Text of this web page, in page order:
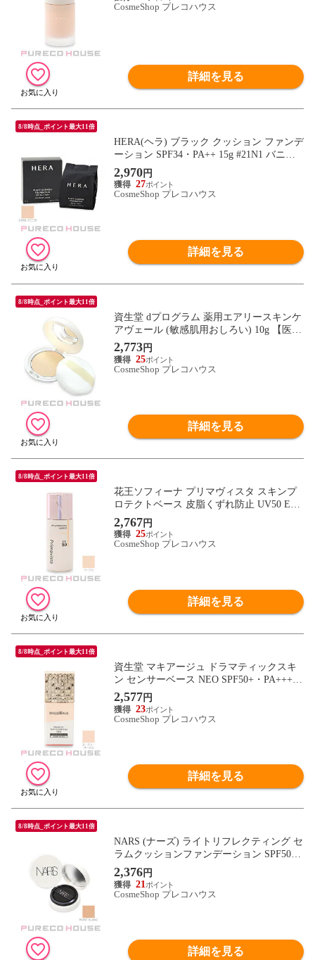
CosmeShop プレコハウス
詳細を見る
8/8時点_ポイント最大11倍
HERA(ヘラ) ブラック クッション ファンデ
ーション SPF34・PA++ 15g #21N1 バニラ
レフィル
2,970円
27
CosmeShop プレコハウス
詳細を見る
8/8時点_ポイント最大11倍
資生堂 dプログラム 薬用エアリースキンケ
アヴェール (敏感肌用おしろい) 10g 【医薬
部外品】
2,773円
25
CosmeShop プレコハウス
詳細を見る
8/8時点_ポイント最大11倍
花王ソフィーナ プリマヴィスタ スキンプ
ロテクトベース 皮脂くずれ防止 UV50 EX
(化粧下地) SPF50・PA+++ 25ml #ベージュ
2,767 円
25
CosmeShop プレコハウス
詳細を見る
8/8時点_ポイント最大11倍
資生堂 マキアージュ ドラマティックスキ
ン センサーベース NEO SPF50+・PA++++
(化粧下地) 25ml #ヌーディーベージュ
2,577 円
23
CosmeShop プレコハウス
詳細を見る
8/8時点_ポイント最大11倍
NARS (ナーズ) ライトリフレクティング セ
ラムクッションファンデーション SPF50
+・PA++ 【ミニチュア】 5g #MONT BLAN
C
2,376円
21
CosmeShop プレコハウス
詳細を見る